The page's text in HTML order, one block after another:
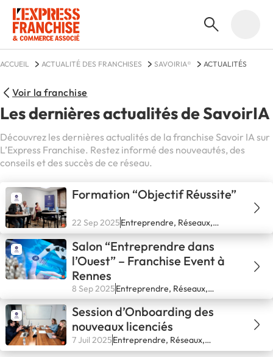
ACCUEIL ACTUALITÉ DES FRANCHISES SAVOIRIA® ACTUALITÉS
Voir la franchise
Les dernières actualités de SavoirIA
Découvrez les dernières actualités de la franchise Savoir IA sur
L’Express Franchise. Restez informé des nouveautés, des
conseils et des succès de ce réseau.
Formation “Objectif Réussite”
22 Sep 2025Entreprendre, Réseaux,
Secteurs, Se lancer
Salon “Entreprendre dans
l’Ouest” – Franchise Event à
Rennes
8 Sep 2025Entreprendre, Réseaux,
Secteurs, Se lancer
Session d’Onboarding des
nouveaux licenciés
7 Juil 2025Entreprendre, Réseaux,
Secteurs, Se lancer